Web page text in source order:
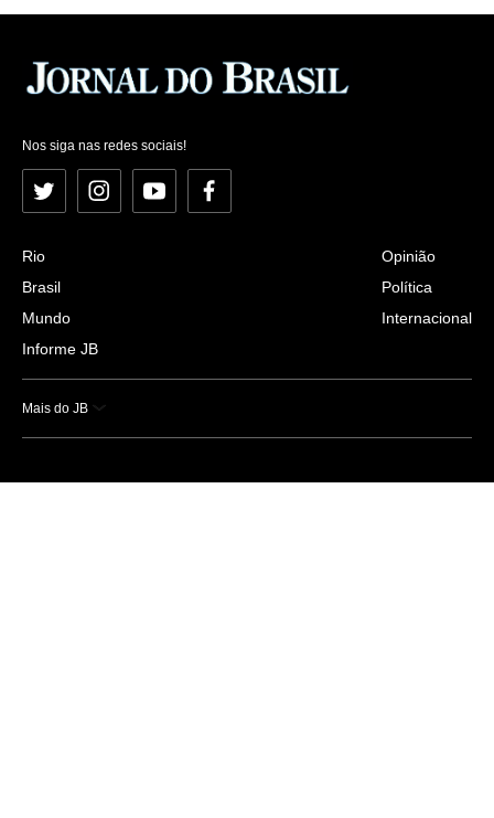
Nos siga nas redes sociais!
Twitter InstagramYouTubeFacebook
Rio
Brasil
Mundo
Informe JB
Opinião
Política
Internacional
Mais do JB
Esportes